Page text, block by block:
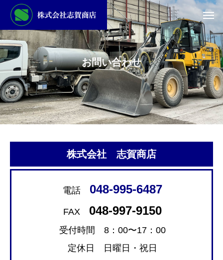
お問い合わせ
株式会社 志賀商店
電話 048-995-6487
FAX 048-997-9150
受付時間 8：00〜17：00
定休日 日曜日・祝日